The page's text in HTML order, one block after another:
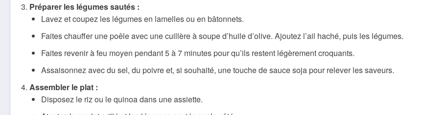
Préparer les légumes sautés :
Lavez et coupez les légumes en lamelles ou en bâtonnets.
Faites chauffer une poêle avec une cuillère à soupe d’huile d’olive. Ajoutez l’ail haché, puis les légumes.
Faites revenir à feu moyen pendant 5 à 7 minutes pour qu’ils restent légèrement croquants.
Assaisonnez avec du sel, du poivre et, si souhaité, une touche de sauce soja pour relever les saveurs.
Assembler le plat :
Disposez le riz ou le quinoa dans une assiette.